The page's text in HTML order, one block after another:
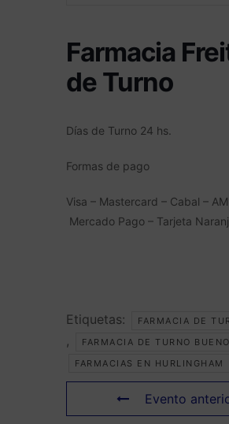
Farmacia
de Turno
Días de Turno 24 hs.
Formas de pago
Visa – Mastercard – Cabal –
Mercado Pago – Tarjeta
Etiquetas: FARMACIA DE
, FARMACIA DE TURNO
FARMACIAS EN HURLINGHAM
Evento